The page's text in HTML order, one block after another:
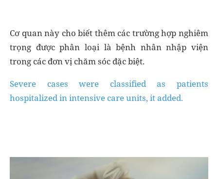
Cơ quan này cho biết thêm các trường hợp nghiêm
trọng được phân loại là bệnh nhân nhập viện
trong các đơn vị chăm sóc đặc biệt.
Severe cases were classified as patients
hospitalized in intensive care units, it added.